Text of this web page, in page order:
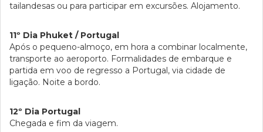
tailandesas ou para participar em excursões. Alojamento.
11º Dia Phuket / Portugal
Após o pequeno-almoço, em hora a combinar localmente,
transporte ao aeroporto. Formalidades de embarque e
partida em voo de regresso a Portugal, via cidade de
ligação. Noite a bordo.
12º Dia Portugal
Chegada e fim da viagem.